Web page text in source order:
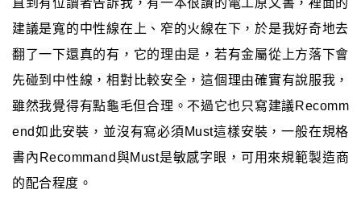
建議是寬的中性線在上、窄的火線在下，於是我好奇地去
翻了一下還真的有，它的理由是，若有金屬從上方落下會
先碰到中性線，相對比較安全，這個理由確實有說服我，
雖然我覺得有點龜毛但合理。不過它也只寫建議Recomm
end如此安裝，並沒有寫必須Must這樣安裝，一般在規格
書內Recommand與Must是敏感字眼，可用來規範製造商
的配合程度。